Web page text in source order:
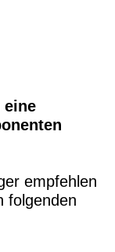
eine
empfehlen
folgenden